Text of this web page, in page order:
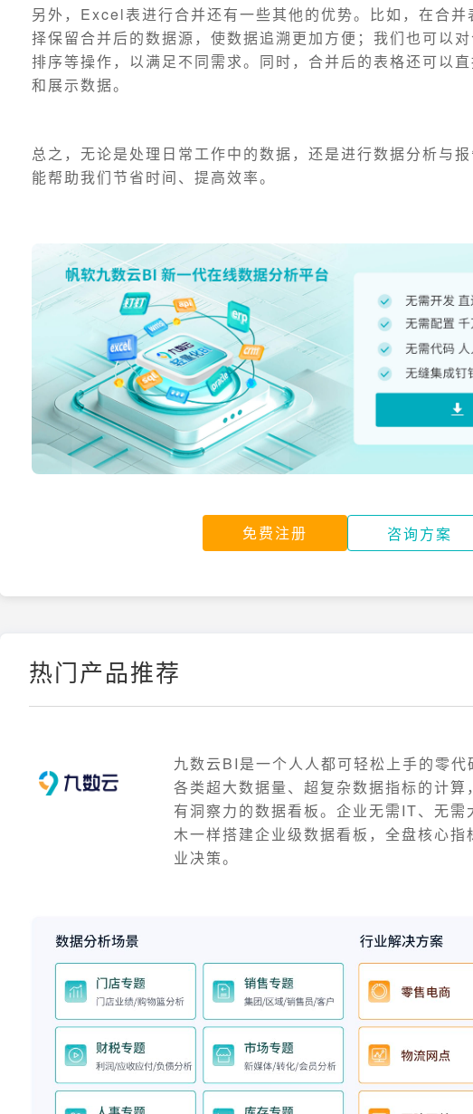
另外，Excel表进行合并还有一些其他的优势。比如，在合
择保留合并后的数据源，使数据追溯更加方便；我们也可以对
排序等操作，以满足不同需求。同时，合并后的表格还可以
和展示数据。
总之，无论是处理日常工作中的数据，还是进行数据分析与报
能帮助我们节省时间、提高效率。
免费注册 咨询方案
热门产品推荐
九数云BI是一个人人都可轻松上手的零
各类超大数据量、超复杂数据指标的计
有洞察力的数据看板。企业无需IT、无需
木一样搭建企业级数据看板，全盘核心
业决策。